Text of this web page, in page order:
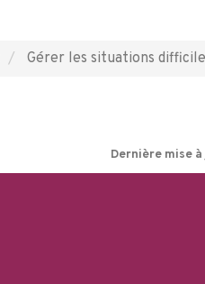
Gérer les situations
Dernière mise à